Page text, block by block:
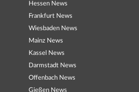
Hessen News
Frankfurt News
Wiesbaden News
Mainz News
Kassel News
Darmstadt News
Offenbach News
Gießen News